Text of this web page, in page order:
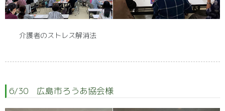
介護者のストレス解消法
6/30 広島市ろうあ協会様